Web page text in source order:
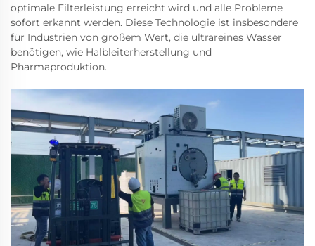
optimale Filterleistung erreicht wird und alle Probleme
sofort erkannt werden. Diese Technologie ist insbesondere
für Industrien von großem Wert, die ultrareines Wasser
benötigen, wie Halbleiterherstellung und
Pharmaproduktion.